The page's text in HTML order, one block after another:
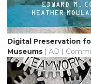
Digital Preservation
Museums | AD |